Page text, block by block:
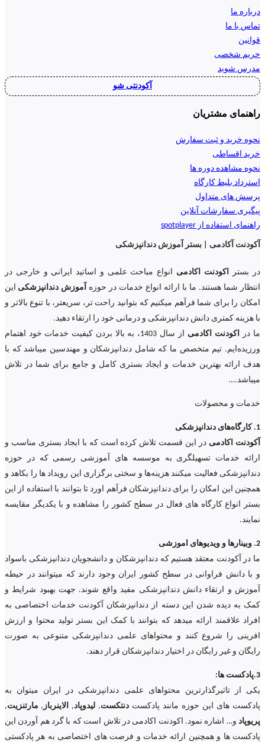
درباره ما
تماس با ما
قوانین
حریم شخصی
مدرس شوید
آکودنتی شو
راهنمای مشتریان
نحوه خرید و ثبت سفارش
خرید اقساطی
نحوه مشاهده دوره ها
استرداد بلیط کارگاه
پرسش های متداول
پیگیری سفارشات آنلاین
راهنمای استفاده از spotplayer
آکودنت آکادمی | بستر آموزش دندانپزشکی
در بستر اکودنت اکادمی انواع مباحث علمی و اساتید ایرانی و خارجی در
انتظار شما هستند. ما با ارائه انواع خدمات در حوزه آموزش دندانپزشکی این
امکان را برای شما فرآهم میکنیم که بتوانید راحت تر، سریعتر، با تنوع بالاتر و
با هزینه کمتری دانش دندانپزشکی و درمانی خود را ارتقاء دهید.
ما در
اکودنت اکادمی
از سال 1403، به بالا بردن کیفیت خدمات خود اهتمام
ورزیده‌‌ایم. تیم متخصص ما که شامل دندانپزشکان و مهندسین میباشد که با
هدف ارائه بهترین خدمات و ایجاد بستری کامل و جامع برای شما در تلاش
میباشد.…
خدمات و محصولات
1. کارگاه‌های دندانپزشکی
آکودنت اکادمی در این قسمت تلاش کرده است که با ایجاد بستری مناسب و
ارائه خدمات تسهیلگری به موسسه های آموزشی رسمی که در حوزه
دندانپزشکی فعالیت میکنند هزینه‌ها و سختی برگزاری این رویداد ها را بکاهد و
همچنین این امکان را برای دندانپزشکان فرآهم اورد تا بتوانند با استفاده از این
بستر انواع کارگاه های فعال در سطح کشور را مشاهده و با یکدیگر مقایسه
نمایند.
2. وبینارها و ویدیوهای اموزشی
ما در آکودنت معتقد هستیم که دندانپزشکان و دانشجویان دندانپزشکی باسواد
و با دانش فراوانی در سطح کشور ایران وجود دارند که میتوانند در حیطه
آموزش و ارتقاء دانش دندانپزشکی مفید واقع شوند. جهت بهبود شرایط و
کمک به دیده شدن این دسته از دندانپزشکان آکودنت خدمات اختصاصی به
افراد علاقمند ارائه میدهد که بتوانند با کمک این بستر تولید محتوا و ارزش
افرینی را شروع کنند و محتواهای علمی دندانپزشکی متنوعی به صورت
رایگان و غیر رایگان در اختیار دندانپزشکان قرار دهند.
3.پادکست ها:
یکی از تاثیرگذارترین محتواهای علمی دندانپزشکی در ایران میتوان به
پادکست های این حوزه مانند پادکست دنتکست, لیدوپاد, الاینرباز , مارتنزیت,
پریوپاد و… اشاره نمود. اکودنت اکادمی در تلاش است که با گرد هم آوردن این
پادکست ها و همچنین ارائه خدمات و فرصت های اختصاصی به هر پادکستی